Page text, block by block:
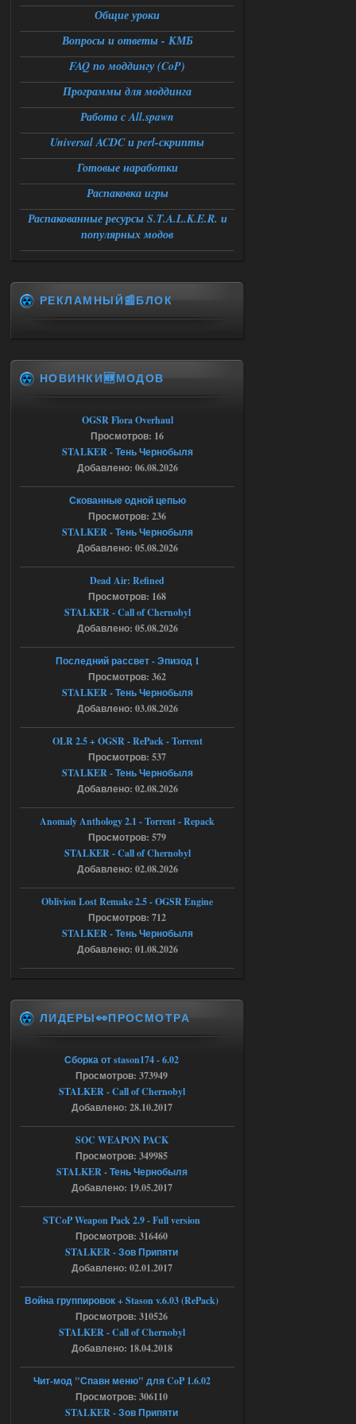
Ответить ➤
06.08.2026
Спавнер + Правки + Античит - Dead
City Final
Stalker-Mods-Clan-su
Доступно только для пользователей
Ответить ➤
06.08.2026
Спавнер + Правки + Античит - Dead
City Final
Michman1970
06.08.2026
как изменить макс сумму
ставки в файлах чтобы
Ответить ➤
Тайна Зоны - Remaster 2026
Stalker-Mods-Clan-su
Доступно только для пользователей
Ответить ➤
05.08.2026
Тайна Зоны - Remaster 2026
AndreySA
патч я установил после
установки мода, да, ладно,
наверное вы правы придется ожидать
Тайна Зоны - Remaster 2026
Stalker-Mods-Clan-su
Доступно только для пользователей
Ответить ➤
Тайна Зоны - Remaster 2026
20:25
AndreySA
[05.08.26
20:23:10.934] [17468]
FATAL ERROR
[error]Expression : FATAL ERROR
t_engine.cpp
[error]Description :
shadow of
chernobyl\gamedata\scripts\xr_camper.sc
ript:510: attempt to index local 'manager'
(a nil value)
Вылет после захода в Припять.
Ответить ➤
05.08.2026
Скованные одной цепью
r4908778
с избавлением от баласта,
доходяга.
Ответить ➤
05.08.2026
Путь во мгле + GUNSLINGER mod
Stalker-Mods-Clan-su
Доступно только для пользователей
05.08.2026
Путь во мгле + GUNSLINGER mod
Общие уроки
Вопросы и ответы - КМБ
FAQ по моддингу (CoP)
Программы для моддинга
Работа с All.spawn
Universal ACDC и perl-скрипты
Готовые наработки
Распаковка игры
Распакованные ресурсы S.T.A.L.K.E.R. и
популярных модов
РЕКЛАМНЫЙ📰БЛОК
НОВИНКИ🆕МОДОВ
OGSR Flora Overhaul
Просмотров: 16
STALKER - Тень Чернобыля
Добавлено: 06.08.2026
Скованные одной цепью
Просмотров: 236
STALKER - Тень Чернобыля
Добавлено: 05.08.2026
Dead Air: Refined
Просмотров: 168
STALKER - Call of Chernobyl
Добавлено: 05.08.2026
Последний рассвет - Эпизод 1
Просмотров: 362
STALKER - Тень Чернобыля
Добавлено: 03.08.2026
OLR 2.5 + OGSR - RePack - Torrent
Просмотров: 537
STALKER - Тень Чернобыля
Добавлено: 02.08.2026
Anomaly Anthology 2.1 - Torrent - Repack
Просмотров: 579
STALKER - Call of Chernobyl
Добавлено: 02.08.2026
Oblivion Lost Remake 2.5 - OGSR Engine
Просмотров: 712
STALKER - Тень Чернобыля
Добавлено: 01.08.2026
ЛИДЕРЫ👀ПРОСМОТРА
Сборка от stason174 - 6.02
Просмотров: 373949
STALKER - Call of Chernobyl
Добавлено: 28.10.2017
SOC WEAPON PACK
Просмотров: 349985
STALKER - Тень Чернобыля
Добавлено: 19.05.2017
STCoP Weapon Pack 2.9 - Full version
Просмотров: 316460
STALKER - Зов Припяти
Добавлено: 02.01.2017
Война группировок + Stason v.6.03 (RePack)
Просмотров: 310526
STALKER - Call of Chernobyl
Добавлено: 18.04.2018
Чит-мод "Спавн меню" для CoP 1.6.02
Просмотров: 306110
STALKER - Зов Припяти